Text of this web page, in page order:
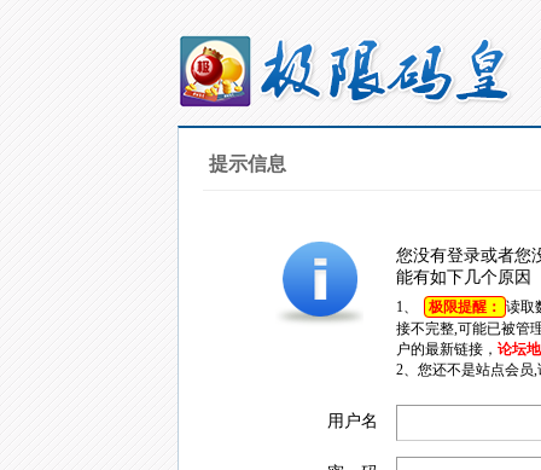
提示信息
您没有登录或者您
能有如下几个原因
1、 极限提醒： 读取
接不完整,可能已被管
户的最新链接， 论坛
2、您还不是站点会员
用户名